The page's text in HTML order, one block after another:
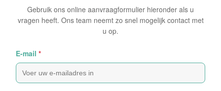
Gebruik ons online aanvraagformulier hieronder als u
vragen heeft. Ons team neemt zo snel mogelijk contact met
u op.
E-mail *